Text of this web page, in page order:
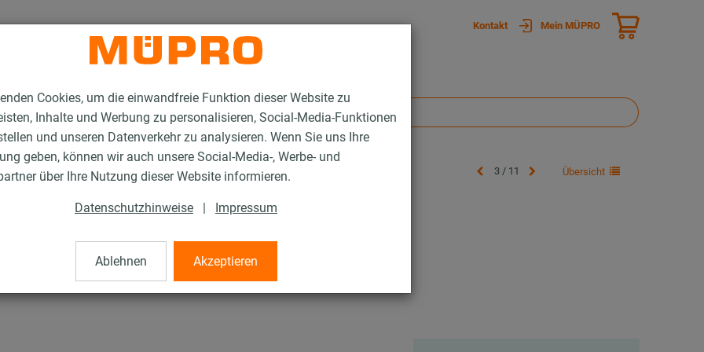
Cookies, um die einwandfreie Funktion dieser Website zu
Inhalte und Werbung zu personalisieren, Social-Media-Funktionen
und unseren Datenverkehr zu analysieren. Wenn Sie uns Ihre
geben, können wir auch unsere Social-Media-, Werbe- und
über Ihre Nutzung dieser Website informieren.
Datenschutzhinweise | Impressum
Ablehnen Akzeptieren
Kontakt Mein MÜPRO
Brandschutzmörtel 3 / 11 Übersicht